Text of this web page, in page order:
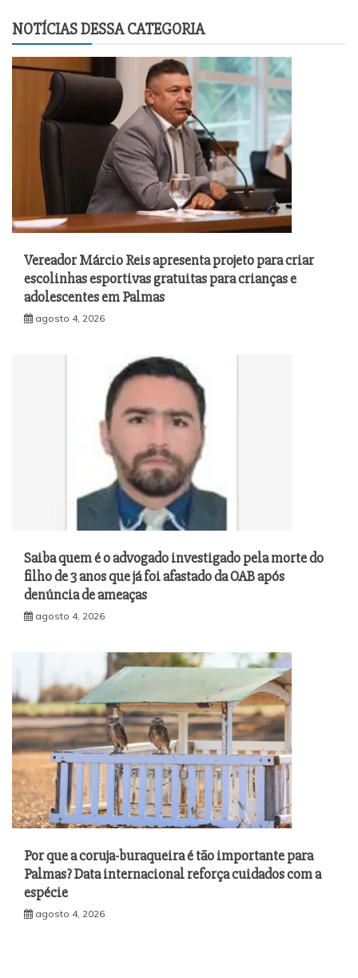
NOTÍCIAS DESSA CATEGORIA
Vereador Márcio Reis apresenta projeto para criar
escolinhas esportivas gratuitas para crianças e
adolescentes em Palmas
agosto 4, 2026
Saiba quem é o advogado investigado pela morte do
filho de 3 anos que já foi afastado da OAB após
denúncia de ameaças
agosto 4, 2026
Por que a coruja-buraqueira é tão importante para
Palmas? Data internacional reforça cuidados com a
espécie
agosto 4, 2026